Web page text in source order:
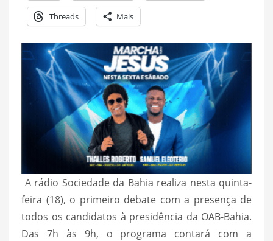
Threads Mais
A rádio Sociedade da Bahia realiza nesta quinta-
feira (18), o primeiro debate com a presença de
todos os candidatos à presidência da OAB-Bahia.
Das 7h às 9h, o programa contará com a